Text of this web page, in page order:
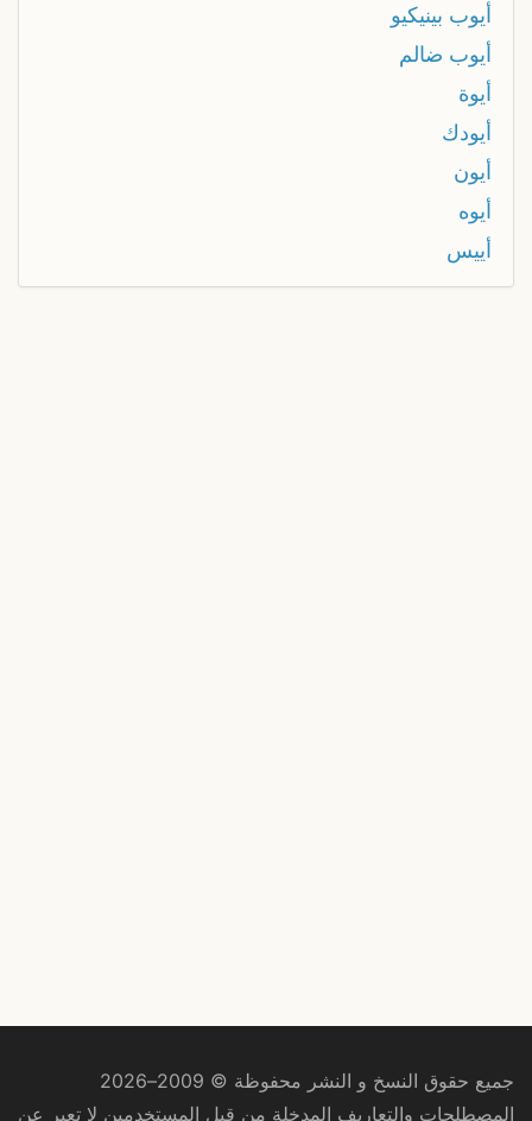
أيوب بينيكيو
أيوب ضالم
أيوة
أيودك
أيون
أيوه
أييس
جميع حقوق النسخ و النشر محفوظة © 2009–2026
المصطلحات والتعاريف المدخلة من قبل المستخدمين لا تعبر عن